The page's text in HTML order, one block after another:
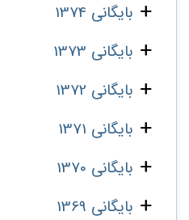
بایگانی 1374
بایگانی 1373
بایگانی 1372
بایگانی 1371
بایگانی 1370
بایگانی 1369